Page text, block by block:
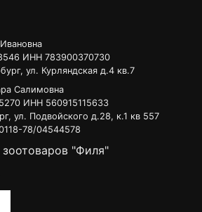
ИНН 783900370730
ул. Курляндская д.4 кв.7
Салимовна
ИНН 560915115633
ул. Подвойского д.28, к.1 кв 557
78/04544578
"Филя"